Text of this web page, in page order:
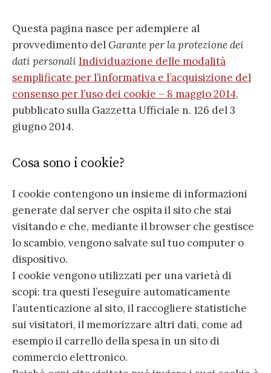
Questa pagina nasce per adempiere al
provvedimento delGarante per la protezione dei
dati personali Individuazione delle modalità
semplificate per l’informativa e l’acquisizione del
consenso per l’uso dei cookie – 8 maggio 2014,
pubblicato sulla Gazzetta Ufficiale n. 126 del 3
giugno 2014.
Cosa sono i cookie?
I cookie contengono un insieme di informazioni
generate dal server che ospita il sito che stai
visitando e che, mediante il browser che gestisce
lo scambio, vengono salvate sul tuo computer o
dispositivo.
I cookie vengono utilizzati per una varietà di
scopi: tra questi l’eseguire automaticamente
l’autenticazione al sito, il raccogliere statistiche
sui visitatori, il memorizzare altri dati, come ad
esempio il carrello della spesa in un sito di
commercio elettronico.